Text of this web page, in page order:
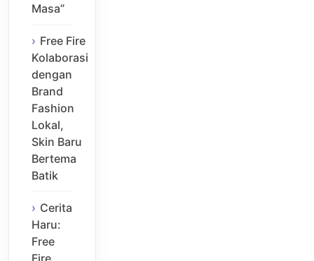
Masa”
Free Fire
Kolaborasi
dengan
Brand
Fashion
Lokal,
Skin Baru
Bertema
Batik
Cerita
Haru:
Free
Fire